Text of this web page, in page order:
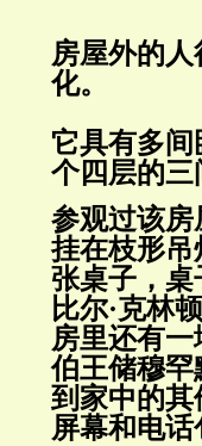
房屋外的
化。
它具有多
个四层的三
参观过该
挂在枝形
张桌子，
比尔·克林
房里还有
伯王储穆罕
到家中的
屏幕和电话